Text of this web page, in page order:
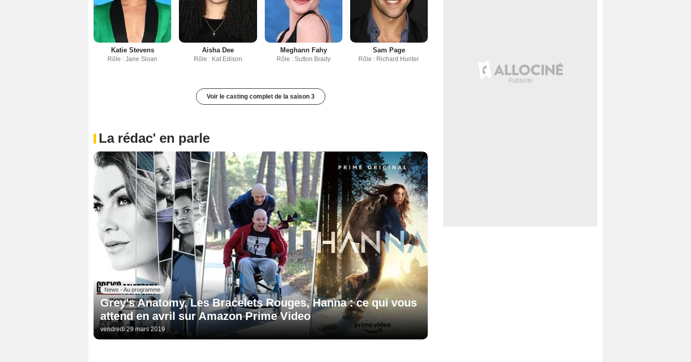
Katie Stevens
Rôle : Jane Sloan
Aisha Dee
Rôle : Kat Edison
Meghann Fahy
Rôle : Sutton Brady
Sam Page
Rôle : Richard Hunter
Voir le casting complet de la saison 3
La rédac' en parle
News - Au programme
Grey's Anatomy, Les Bracelets Rouges, Hanna : ce qui vous
attend en avril sur Amazon Prime Video
vendredi 29 mars 2019